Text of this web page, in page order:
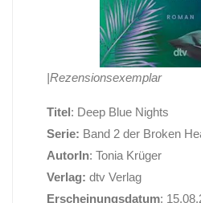
|Rezensionsexemplar
Titel: Deep Blue Nights
Serie: Band 2 der Broken
AutorIn: Tonia Krüger
Verlag: dtv Verlag
Erscheinungsdatum: